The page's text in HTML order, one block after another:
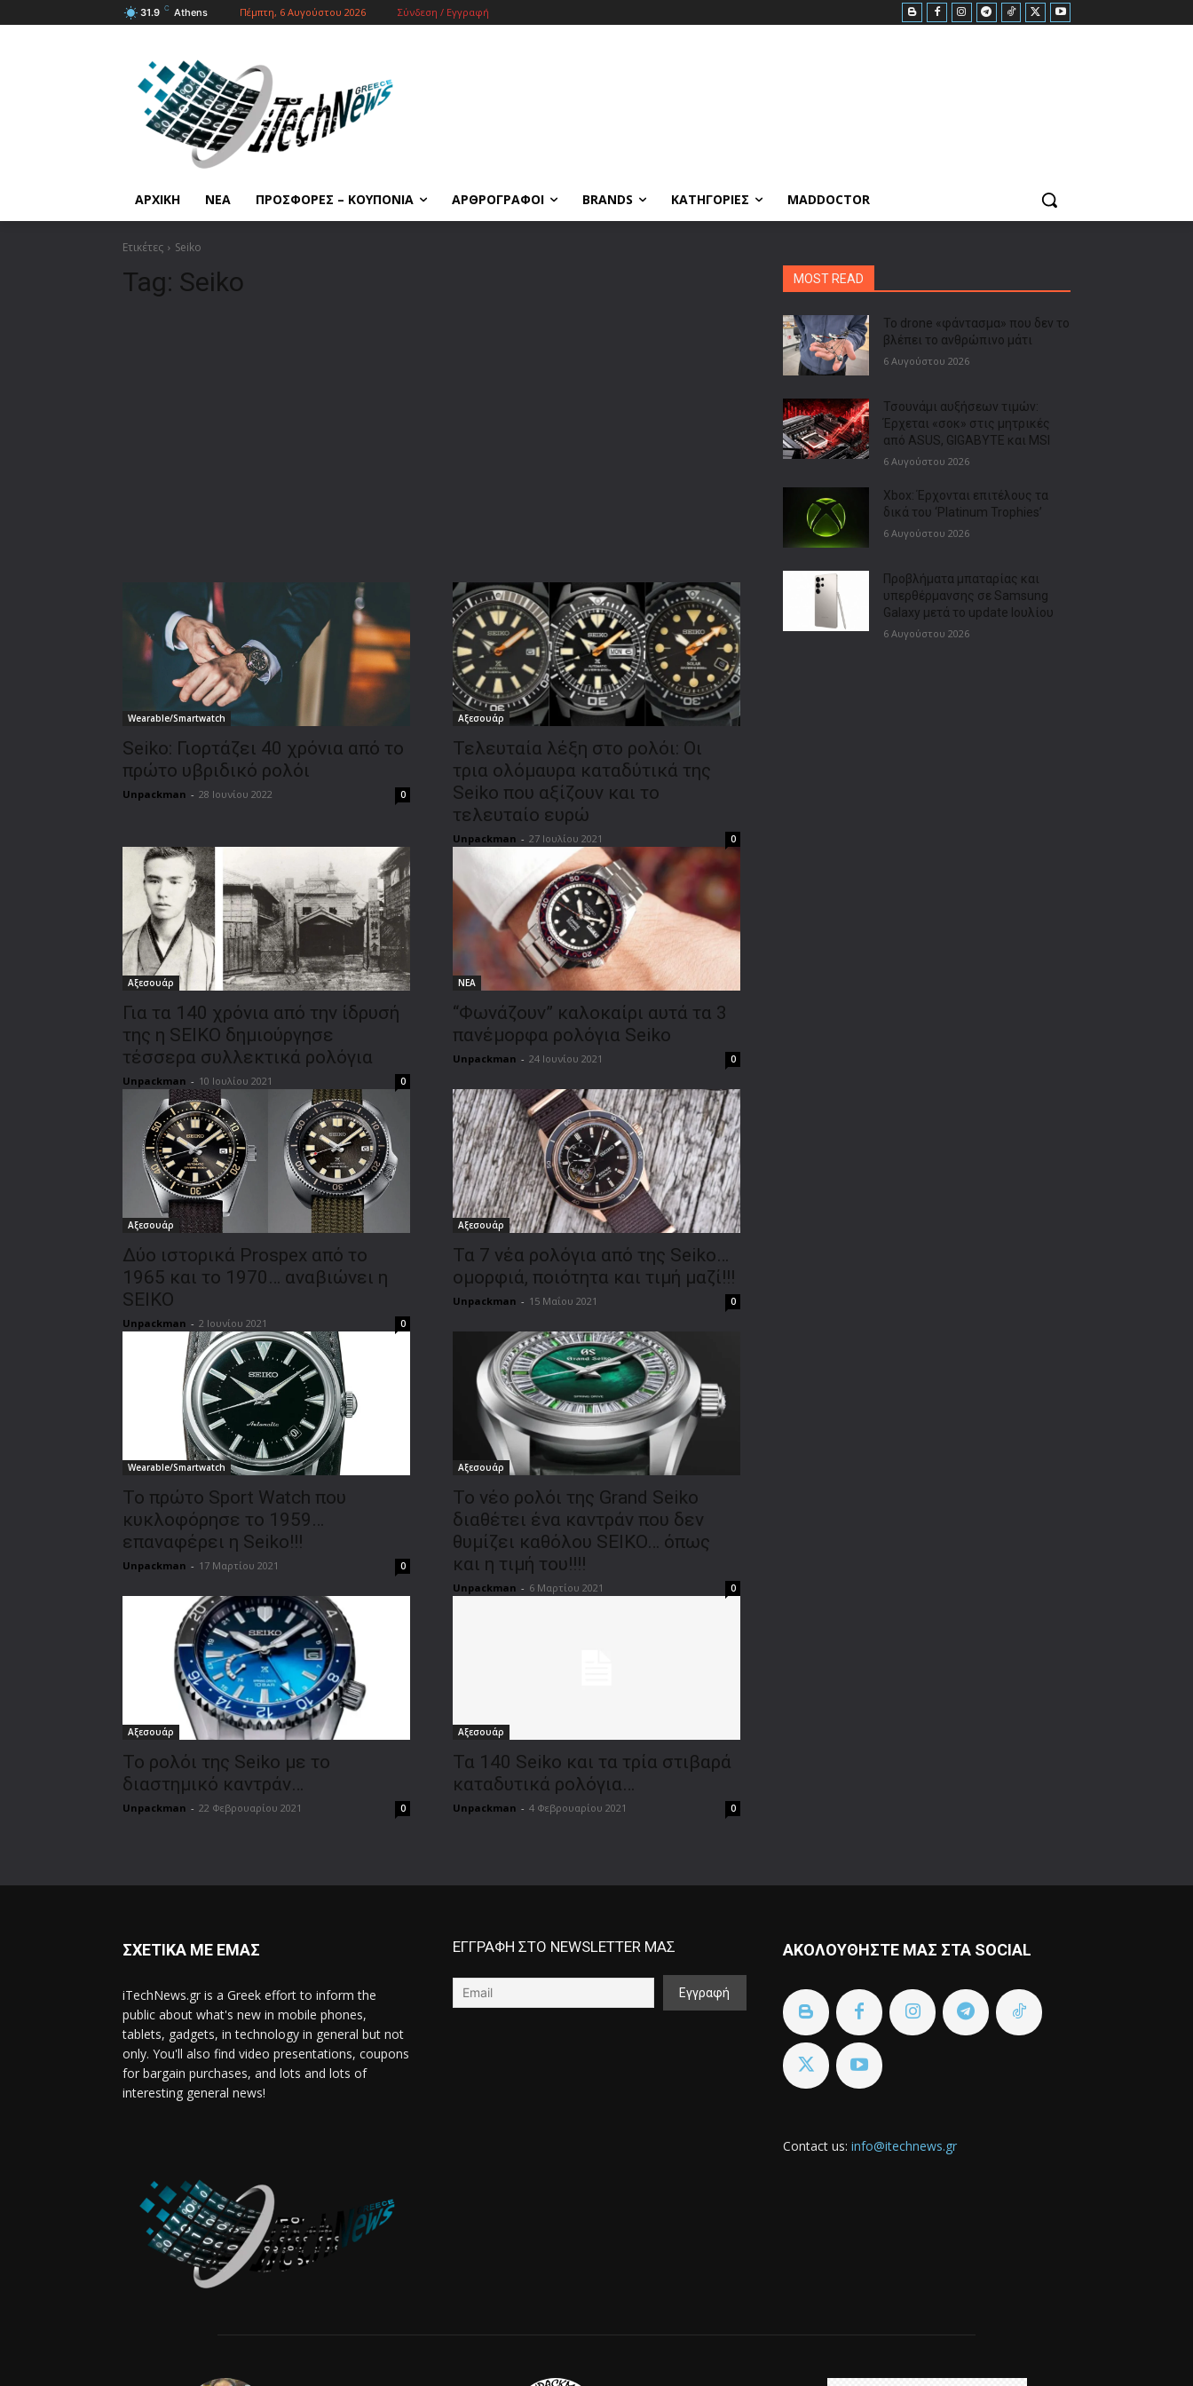
31.9 C Athens Πέμπτη, 6 Αυγούστου 2026 Σύνδεση / Εγγραφή
ΑΡΧΙΚΗ ΝΕΑ ΠΡΟΣΦΟΡΕΣ – ΚΟΥΠΟΝΙΑ ΑΡΘΡΟΓΡΑΦΟΙ BRANDS ΚΑΤΗΓΟΡΙΕΣ MADDOCTOR
Ετικέτες Seiko
Tag: Seiko
Wearable/Smartwatch
Seiko: Γιορτάζει 40 χρόνια από το
πρώτο υβριδικό ρολόι
Unpackman - 28 Ιουνίου 2022 0
Αξεσουάρ
Τελευταία λέξη στο ρολόι: Οι
τρια ολόμαυρα καταδύτικά της
Seiko που αξίζουν και το
τελευταίο ευρώ
Unpackman - 27 Ιουλίου 2021 0
Αξεσουάρ
Για τα 140 χρόνια από την ίδρυσή
της η SEIKO δημιούργησε
τέσσερα συλλεκτικά ρολόγια
Unpackman - 10 Ιουλίου 2021 0
ΝΕΑ
“Φωνάζουν” καλοκαίρι αυτά τα 3
πανέμορφα ρολόγια Seiko
Unpackman - 24 Ιουνίου 2021 0
Αξεσουάρ
Δύο ιστορικά Prospex από το
1965 και το 1970… αναβιώνει η
SEIKO
Unpackman - 2 Ιουνίου 2021 0
Αξεσουάρ
Τα 7 νέα ρολόγια από της Seiko…
ομορφιά, ποιότητα και τιμή μαζί!!!
Unpackman - 15 Μαΐου 2021 0
Wearable/Smartwatch
Το πρώτο Sport Watch που
κυκλοφόρησε το 1959…
επαναφέρει η Seiko!!!
Unpackman - 17 Μαρτίου 2021 0
Αξεσουάρ
Το νέο ρολόι της Grand Seiko
διαθέτει ένα καντράν που δεν
θυμίζει καθόλου SEIKO… όπως
και η τιμή του!!!!
Unpackman - 6 Μαρτίου 2021 0
Αξεσουάρ
Το ρολόι της Seiko με το
διαστημικό καντράν…
Unpackman - 22 Φεβρουαρίου 2021 0
Αξεσουάρ
Τα 140 Seiko και τα τρία στιβαρά
καταδυτικά ρολόγια…
Unpackman - 4 Φεβρουαρίου 2021 0
MOST READ
Το drone «φάντασμα» που δεν το
βλέπει το ανθρώπινο μάτι
6 Αυγούστου 2026
Τσουνάμι αυξήσεων τιμών:
Έρχεται «σοκ» στις μητρικές
από ASUS, GIGABYTE και MSI
6 Αυγούστου 2026
Xbox: Έρχονται επιτέλους τα
δικά του ‘Platinum Trophies’
6 Αυγούστου 2026
Προβλήματα μπαταρίας και
υπερθέρμανσης σε Samsung
Galaxy μετά το update Ιουλίου
6 Αυγούστου 2026
ΣΧΕΤΙΚΑ ΜΕ ΕΜΑΣ
iTechNews.gr is a Greek effort to inform the
public about what's new in mobile phones,
tablets, gadgets, in technology in general but not
only. You'll also find video presentations, coupons
for bargain purchases, and lots and lots of
interesting general news!
ΕΓΓΡΑΦΗ ΣΤΟ NEWSLETTER ΜΑΣ ΑΚΟΛΟΥΘΗΣΤΕ ΜΑΣ ΣΤΑ SOCIAL
Contact us: info@itechnews.gr